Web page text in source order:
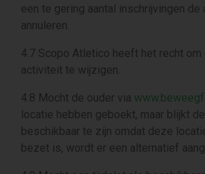
een te gering aantal inschrijvingen
annuleren.
4.7 Scopo Atletico heeft het recht om
activiteit te wijzigen.
4.8 Mocht de ouder via
locatie hebben geboekt, maar blijkt
beschikbaar te zijn omdat deze
bezet is, wordt er een alternatief